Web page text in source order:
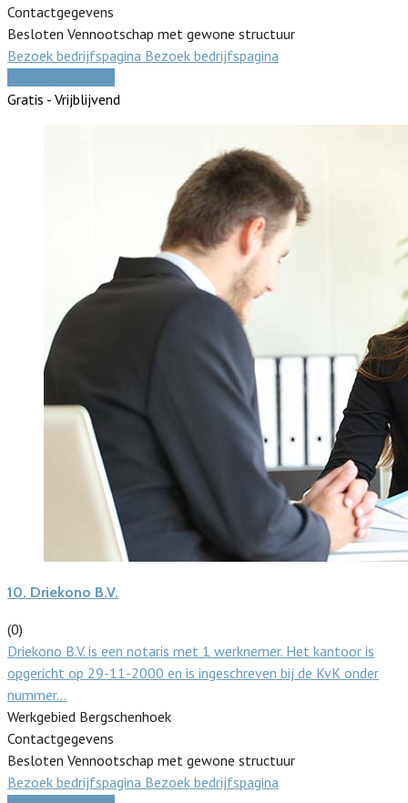
Contactgegevens
Besloten Vennootschap met gewone structuur
Bezoek bedrijfspagina Bezoek bedrijfspagina
Gratis - Vrijblijvend
10. Driekono B.V.
(0)
Driekono B.V. is een notaris met 1 werknemer. Het kantoor is
opgericht op 29-11-2000 en is ingeschreven bij de KvK onder
nummer…
Werkgebied Bergschenhoek
Contactgegevens
Besloten Vennootschap met gewone structuur
Bezoek bedrijfspagina Bezoek bedrijfspagina